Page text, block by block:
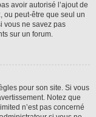
avoir autorisé l’ajout de
ou peut-être que seul un
vous ne savez pas
sur un forum.
pour son site. Si vous
Notez que
n’est pas concerné